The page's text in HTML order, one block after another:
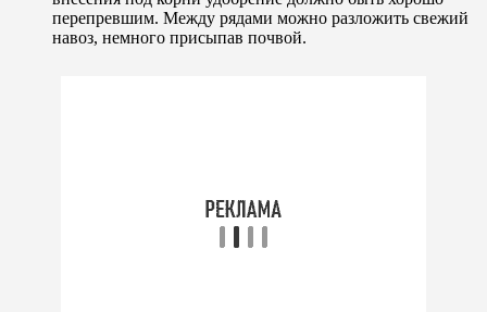
перепревшим. Между рядами можно разложить свежий
навоз, немного присыпав почвой.